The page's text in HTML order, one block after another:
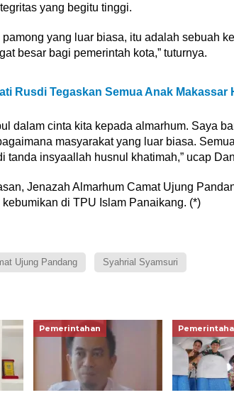
yang begitu tinggi.
yang luar biasa, itu adalah sebuah
besar bagi pemerintah kota,” tuturnya.
Rusdi Tegaskan Semua Anak Makassar
dalam cinta kita kepada almarhum. Saya
masyarakat yang luar biasa.
tanda insyaallah husnul khatimah,” ucap
Jenazah Almarhum Camat Ujung
di TPU Islam Panaikang. (*)
Ujung Pandang Syahrial Syamsuri
Pemerintahan